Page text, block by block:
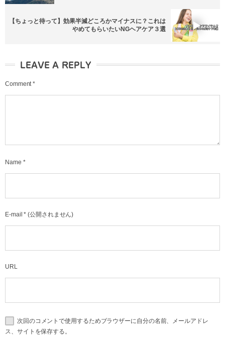
【ちょっと待って】効果半減どころかマイナスに？これは
やめてもらいたいNGヘアケア３選
LEAVE A REPLY
Comment *
Name *
E-mail * (公開されません)
URL
次回のコメントで使用するためブラウザーに自分の名前、メールアドレ
ス、サイトを保存する。